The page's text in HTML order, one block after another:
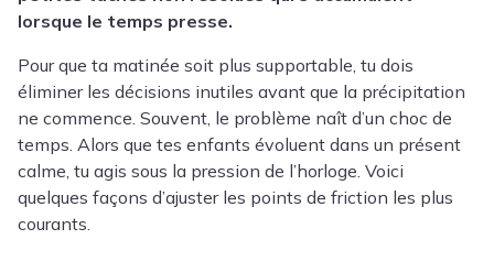
lorsque le temps presse.
Pour que ta matinée soit plus supportable, tu dois
éliminer les décisions inutiles avant que la précipitation
ne commence. Souvent, le problème naît d’un choc de
temps. Alors que tes enfants évoluent dans un présent
calme, tu agis sous la pression de l’horloge. Voici
quelques façons d’ajuster les points de friction les plus
courants.